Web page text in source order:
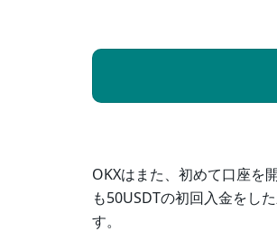
OKXはまた、初めて口座を
も50USDTの初回入金をし
す。